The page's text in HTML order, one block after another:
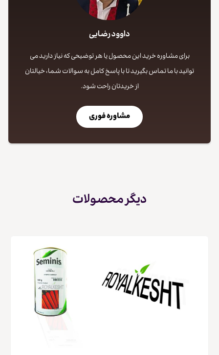
داوود رضایی
برای مشاوره خرید این محصول یا هر توضیحی که نیاز دارید می
توانید با ما تماس بگیرید تا با پاسخ کامل به سوالات شما، خیالتان
از خریدتان راحت شود.
مشاوره فوری
دیگر محصولات